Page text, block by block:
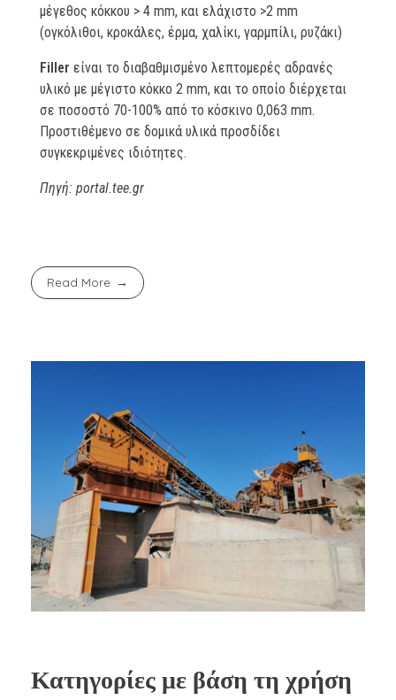
μέγεθος κόκκου > 4 mm, και ελάχιστο >2 mm
(ογκόλιθοι, κροκάλες, έρμα, χαλίκι, γαρμπίλι, ρυζάκι)
Filler είναι το διαβαθμισμένο λεπτομερές αδρανές
υλικό με μέγιστο κόκκο 2 mm, και το οποίο διέρχεται
σε ποσοστό 70-100% από το κόσκινο 0,063 mm.
Προστιθέμενο σε δομικά υλικά προσδίδει
συγκεκριμένες ιδιότητες.
Πηγή: portal.tee.gr
Read More
Κατηγορίες με βάση τη χρήση